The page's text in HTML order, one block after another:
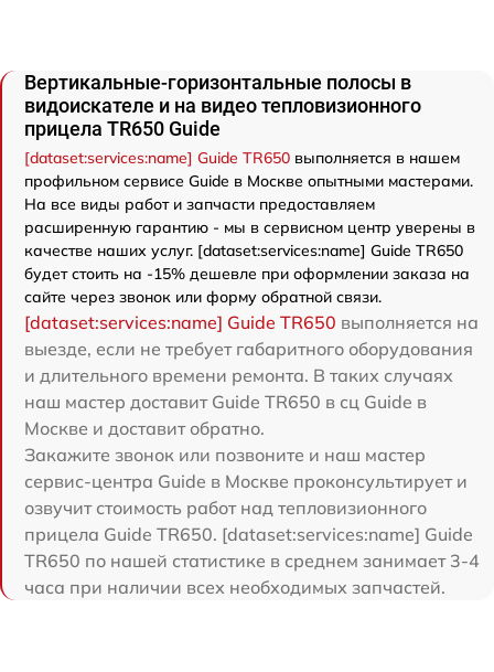
Вертикальные-горизонтальные полосы в
видоискателе и на видео тепловизионного
прицела TR650 Guide
[dataset:services:name] Guide TR650 выполняется в нашем
профильном сервисе Guide в Москве опытными мастерами.
На все виды работ и запчасти предоставляем
расширенную гарантию - мы в сервисном центр уверены в
качестве наших услуг. [dataset:services:name] Guide TR650
будет стоить на -15% дешевле при оформлении заказа на
сайте через звонок или форму обратной связи.
[dataset:services:name] Guide TR650 выполняется на
выезде, если не требует габаритного оборудования
и длительного времени ремонта. В таких случаях
наш мастер доставит Guide TR650 в сц Guide в
Москве и доставит обратно.
Закажите звонок или позвоните и наш мастер
сервис-центра Guide в Москве проконсультирует и
озвучит стоимость работ над тепловизионного
прицела Guide TR650. [dataset:services:name] Guide
TR650 по нашей статистике в среднем занимает 3-4
часа при наличии всех необходимых запчастей.